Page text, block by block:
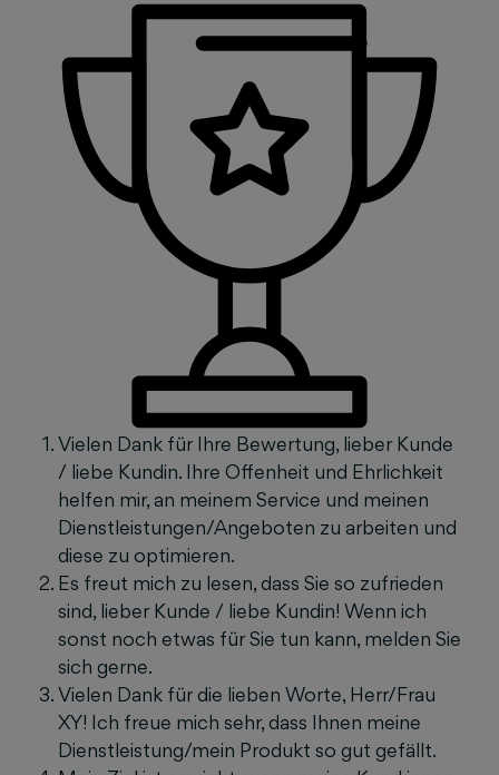
Vielen Dank für Ihre Bewertung, lieber Kunde
/ liebe Kundin. Ihre Offenheit und Ehrlichkeit
helfen mir, an meinem Service und meinen
Dienstleistungen/Angeboten zu arbeiten und
diese zu optimieren.
Es freut mich zu lesen, dass Sie so zufrieden
sind, lieber Kunde / liebe Kundin! Wenn ich
sonst noch etwas für Sie tun kann, melden Sie
sich gerne.
Vielen Dank für die lieben Worte, Herr/Frau
XY! Ich freue mich sehr, dass Ihnen meine
Dienstleistung/mein Produkt so gut gefällt.